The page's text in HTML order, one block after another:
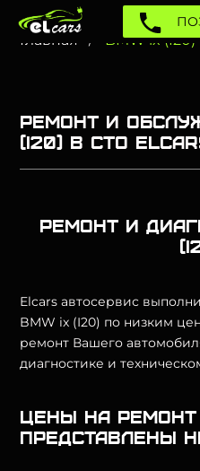
Главная BMW ix (I20)
Ремонт и
(I20) в СТО
Ремонт и
Elcars автосервис
BMW ix (I20) по низким
ремонт Вашего
диагностике и
Цены на ремонт
представлены